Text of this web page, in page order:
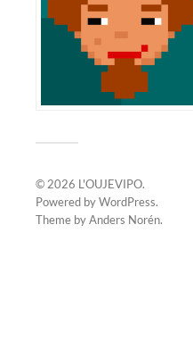
© 2026 L'OUJEVIPO.
Powered byWordPress.
Theme byAnders Norén.